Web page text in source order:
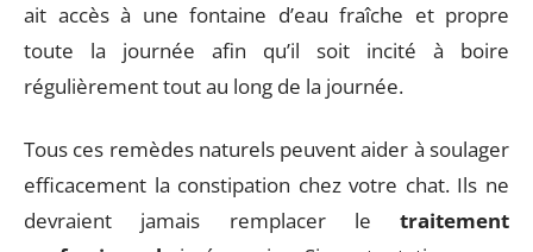
ait accès à une fontaine d’eau fraîche et propre
toute la journée afin qu’il soit incité à boire
régulièrement tout au long de la journée.
Tous ces remèdes naturels peuvent aider à soulager
efficacement la constipation chez votre chat. Ils ne
devraient jamais remplacer le traitement